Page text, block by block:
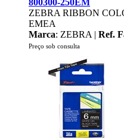
800300-250EM
ZEBRA RIBBON
EMEA
Marca: ZEBRA | Ref.
Preço sob consulta